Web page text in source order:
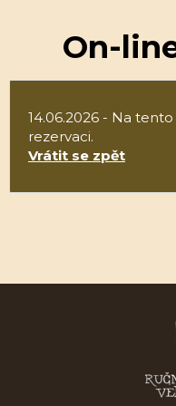
On-
14.06.2026 - Na
rezervaci.
Vrátit se zpět